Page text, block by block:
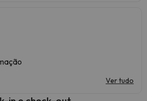
Ver tudo